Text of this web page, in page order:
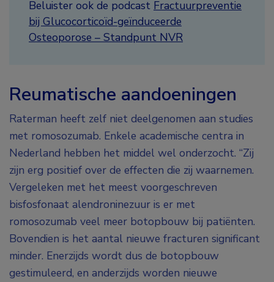
Beluister ook de podcast Fractuurpreventie
bij Glucocorticoïd-geïnduceerde
Osteoporose – Standpunt NVR
Reumatische aandoeningen
Raterman heeft zelf niet deelgenomen aan studies
met romosozumab. Enkele academische centra in
Nederland hebben het middel wel onderzocht. “Zij
zijn erg positief over de effecten die zij waarnemen.
Vergeleken met het meest voorgeschreven
bisfosfonaat alendroninezuur is er met
romosozumab veel meer botopbouw bij patiënten.
Bovendien is het aantal nieuwe fracturen significant
minder. Enerzijds wordt dus de botopbouw
gestimuleerd, en anderzijds worden nieuwe